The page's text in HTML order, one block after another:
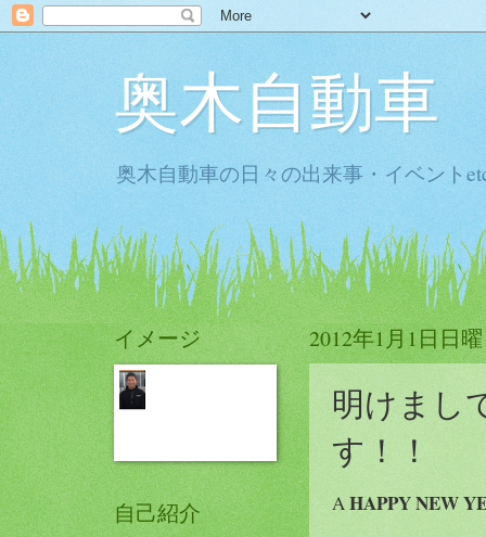
奥木自動車
奥木自動車の日々の出来事・イベント
2012年1月1日日
明けまし
す！！
AHAPPY NEW
イメージ
自己紹介